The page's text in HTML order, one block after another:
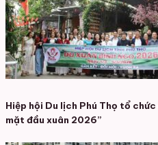
Hiệp hội Du lịch Phú Thọ tổ
mặt đầu xuân 2026”